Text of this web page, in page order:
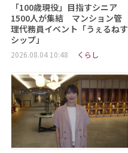
「100歳現役」目指すシニア
1500人が集結 マンション管
理代務員イベント「うぇるねす
シップ」
2026.08.04 10:48 くらし